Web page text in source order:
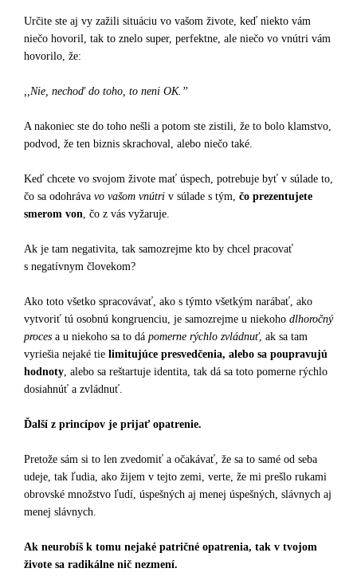
Určite ste aj vy zažili situáciu vo vašom živote, keď niekto vám
niečo hovoril, tak to znelo super, perfektne, ale niečo vo vnútri vám
hovorilo, že:
,,Nie, nechoď do toho, to neni OK.’’
A nakoniec ste do toho nešli a potom ste zistili, že to bolo klamstvo,
podvod, že ten biznis skrachoval, alebo niečo také.
Keď chcete vo svojom živote mať úspech, potrebuje byť v súlade to,
čo sa odohráva vo vašom vnútri v súlade s tým, čo prezentujete
smerom von , čo z vás vyžaruje.
Ak je tam negativita, tak samozrejme kto by chcel pracovať
s negatívnym človekom?
Ako toto všetko spracovávať, ako s týmto všetkým narábať, ako
vytvoriť tú osobnú kongruenciu, je samozrejme u niekoho dlhoročný
proces a u niekoho sa to dá pomerne rýchlo zvládnuť, ak sa tam
vyriešia nejaké tie limitujúce presvedčenia, alebo sa poupravujú
hodnoty , alebo sa reštartuje identita, tak dá sa toto pomerne rýchlo
dosiahnúť a zvládnuť.
Ďalší z princípov je prijať opatrenie.
Pretože sám si to len zvedomiť a očakávať, že sa to samé od seba
udeje, tak ľudia, ako žijem v tejto zemi, verte, že mi prešlo rukami
obrovské množstvo ľudí, úspešných aj menej úspešných, slávnych aj
menej slávnych.
Ak neurobíš k tomu nejaké patričné opatrenia, tak v tvojom
živote sa radikálne nič nezmení.